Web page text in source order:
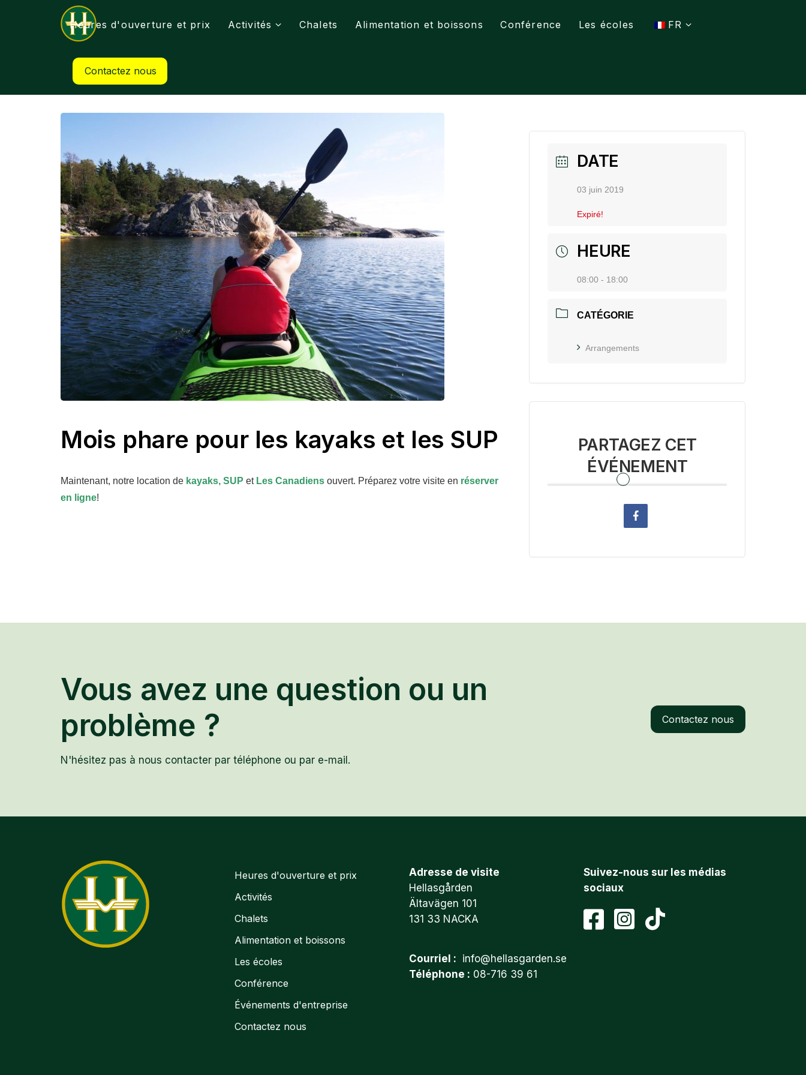
Heures d'ouverture et prix Activités Chalets Alimentation et boissons Conférence Les écoles FR
Contactez nous
Mois phare pour les kayaks et les SUP
Maintenant, notre location de kayaks, SUP et Les Canadiensouvert. Préparez votre visite en réserver
en ligne!
DATE
03 juin 2019
Expiré!
HEURE
08:00 - 18:00
CATÉGORIE
Arrangements
PARTAGEZ CET
ÉVÉNEMENT
Vous avez une question ou un
problème ?
N'hésitez pas à nous contacter par téléphone ou par e-mail.
Contactez nous
Heures d'ouverture et prix
Activités
Chalets
Alimentation et boissons
Les écoles
Conférence
Événements d'entreprise
Contactez nous
Adresse de visite
Hellasgården
Ältavägen 101
131 33 NACKA
Courriel : info@hellasgarden.se
Téléphone : 08-716 39 61
Suivez-nous sur les médias
sociaux